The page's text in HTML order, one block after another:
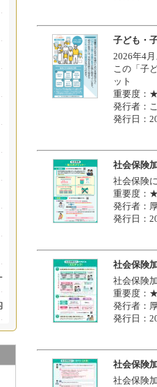
子ども・
2026年4
この「子
ット
重要度
発行者：
発行日：
社会保険
社会保険
重要度
発行者：
発行日：
社会保険
社会保険
重要度
発行者：
発行日：
社会保険
社会保険